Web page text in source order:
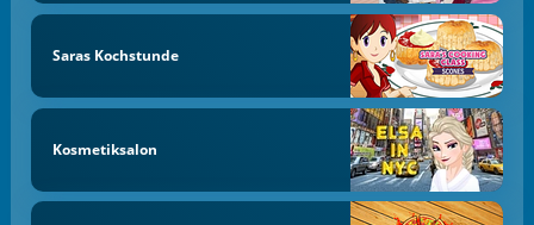
Saras Kochstunde
Kosmetiksalon